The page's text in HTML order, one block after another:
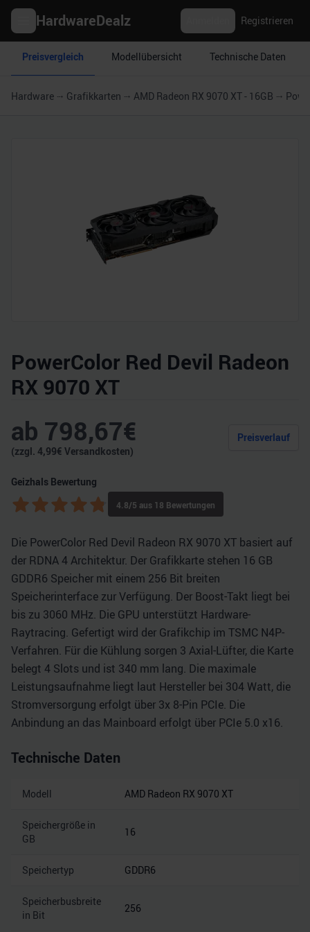
HardwareDealz Registrieren
Preisvergleich Modellübersicht Technische Daten
Hardware Grafikkarten AMD Radeon RX 9070 XT - 16GB
PowerColor Red Devil Radeon
RX 9070 XT
ab 798,67€
(zzgl. 4,99€ Versandkosten)
Preisverlauf
Geizhals Bewertung
4.8/5 aus 18 Bewertungen
Die PowerColor Red Devil Radeon RX 9070 XT basiert auf
der RDNA 4 Architektur. Der Grafikkarte stehen 16 GB
GDDR6 Speicher mit einem 256 Bit breiten
Speicherinterface zur Verfügung. Der Boost-Takt liegt bei
bis zu 3060 MHz. Die GPU unterstützt Hardware-
Raytracing. Gefertigt wird der Grafikchip im TSMC N4P-
Verfahren. Für die Kühlung sorgen 3 Axial-Lüfter, die Karte
belegt 4 Slots und ist 340 mm lang. Die maximale
Leistungsaufnahme liegt laut Hersteller bei 304 Watt, die
Stromversorgung erfolgt über 3x 8-Pin PCIe. Die
Anbindung an das Mainboard erfolgt über PCIe 5.0 x16.
Technische Daten
Modell AMD Radeon RX 9070 XT
Speichergröße in
GB
16
Speichertyp GDDR6
Speicherbusbreite
in Bit
256